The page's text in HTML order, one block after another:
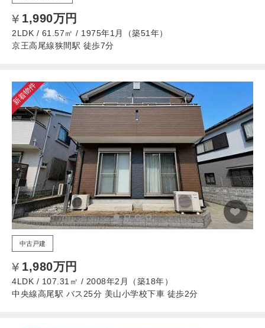
1,990万円
2LDK / 61.57㎡ / 1975年1月（築51年）
京王高尾線狭間駅 徒歩7分
新着物件
中古戸建
1,980万円
4LDK / 107.31㎡ / 2008年2月（築18年）
中央線高尾駅 バス25分 美山小学校下車 徒歩2分